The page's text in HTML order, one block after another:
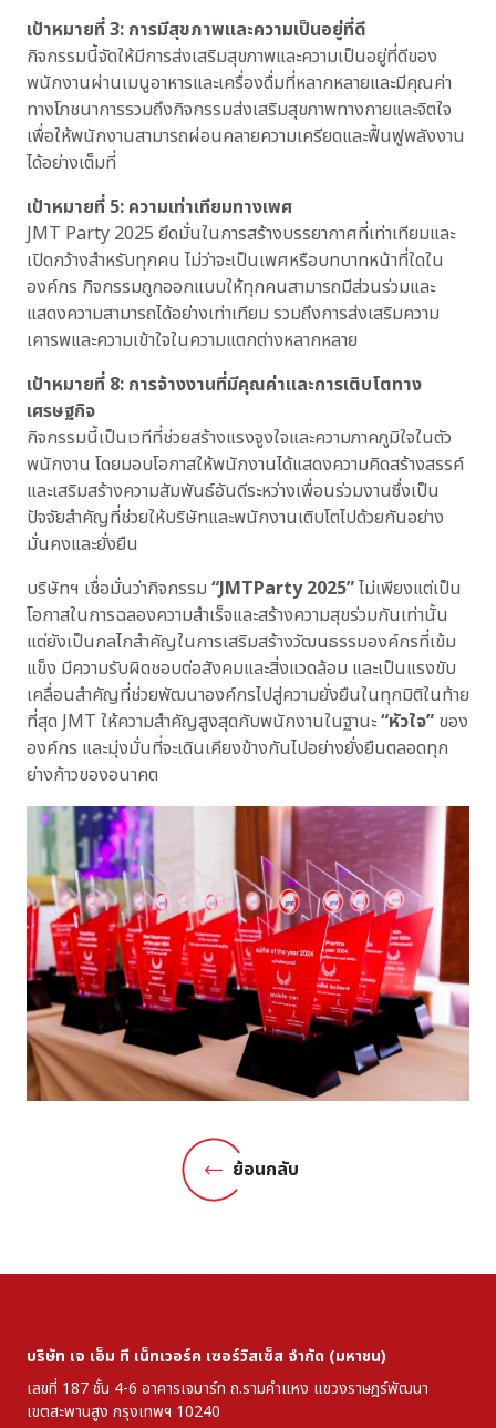
เป้าหมายที่ 3: การมีสุขภาพและความเป็นอยู่ที่ดี
กิจกรรมนี้จัดให้มีการส่งเสริมสุขภาพและความเป็นอยู่ที่ดีของ
พนักงานผ่านเมนูอาหารและเครื่องดื่มที่หลากหลายและมีคุณค่า
ทางโภชนาการรวมถึงกิจกรรมส่งเสริมสุขภาพทางกายและจิตใจ
เพื่อให้พนักงานสามารถผ่อนคลายความเครียดและฟื้นฟูพลังงาน
ได้อย่างเต็มที่
เป้าหมายที่ 5: ความเท่าเทียมทางเพศ
JMT Party 2025 ยึดมั่นในการสร้างบรรยากาศที่เท่าเทียมและ
เปิดกว้างสำหรับทุกคน ไม่ว่าจะเป็นเพศหรือบทบาทหน้าที่ใดใน
องค์กร กิจกรรมถูกออกแบบให้ทุกคนสามารถมีส่วนร่วมและ
แสดงความสามารถได้อย่างเท่าเทียม รวมถึงการส่งเสริมความ
เคารพและความเข้าใจในความแตกต่างหลากหลาย
เป้าหมายที่ 8: การจ้างงานที่มีคุณค่าและการเติบโตทาง
เศรษฐกิจ
กิจกรรมนี้เป็นเวทีที่ช่วยสร้างแรงจูงใจและความภาคภูมิใจในตัว
พนักงาน โดยมอบโอกาสให้พนักงานได้แสดงความคิดสร้างสรรค์
และเสริมสร้างความสัมพันธ์อันดีระหว่างเพื่อนร่วมงานซึ่งเป็น
ปัจจัยสำคัญที่ช่วยให้บริษัทและพนักงานเติบโตไปด้วยกันอย่าง
มั่นคงและยั่งยืน
บริษัทฯ เชื่อมั่นว่ากิจกรรม “JMTParty 2025”ไม่เพียงแต่เป็น
โอกาสในการฉลองความสำเร็จและสร้างความสุขร่วมกันเท่านั้น
แต่ยังเป็นกลไกสำคัญในการเสริมสร้างวัฒนธรรมองค์กรที่เข้ม
แข็ง มีความรับผิดชอบต่อสังคมและสิ่งแวดล้อม และเป็นแรงขับ
เคลื่อนสำคัญที่ช่วยพัฒนาองค์กรไปสู่ความยั่งยืนในทุกมิติในท้าย
ที่สุด JMT ให้ความสำคัญสูงสุดกับพนักงานในฐานะ“หัวใจ” ของ
องค์กร และมุ่งมั่นที่จะเดินเคียงข้างกันไปอย่างยั่งยืนตลอดทุก
ย่างก้าวของอนาคต
ย้อนกลับ
บริษัท เจ เอ็ม ที เน็ทเวอร์ค เซอร์วิสเซ็ส จำกัด (มหาชน)
เลขที่ 187 ชั้น 4-6 อาคารเจมาร์ท ถ.รามคำแหง แขวงราษฎร์พัฒนา
เขตสะพานสูง กรุงเทพฯ 10240